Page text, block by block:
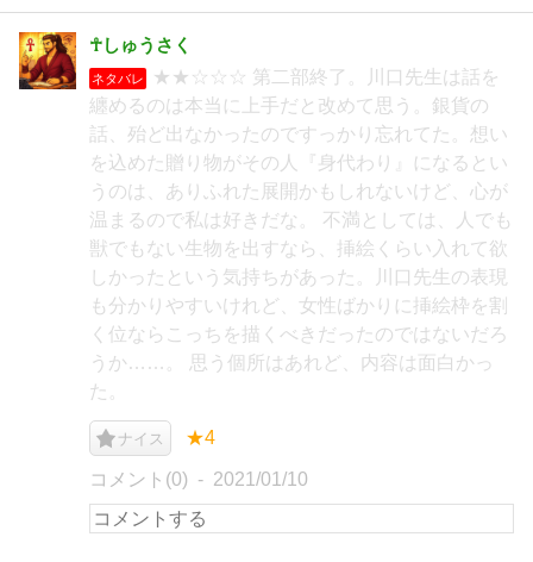
☥しゅうさく
ネタバレ
★★☆☆☆ 第二部終了。川口先生は話を
纏めるのは本当に上手だと改めて思う。銀貨の
話、殆ど出なかったのですっかり忘れてた。想い
を込めた贈り物がその人『身代わり』になるとい
うのは、ありふれた展開かもしれないけど、心が
温まるので私は好きだな。 不満としては、人でも
獣でもない生物を出すなら、挿絵くらい入れて欲
しかったという気持ちがあった。川口先生の表現
も分かりやすいけれど、女性ばかりに挿絵枠を割
く位ならこっちを描くべきだったのではないだろ
うか……。 思う個所はあれど、内容は面白かっ
た。
ナイス ★4
コメント(0) 2021/01/10